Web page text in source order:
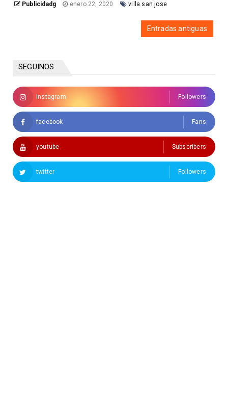
Publicidadg enero 22, 2020 villa san jose
Entradas antiguas
SEGUINOS
Instagram Followers
facebook Fans
youtube Subscribers
twitter Followers